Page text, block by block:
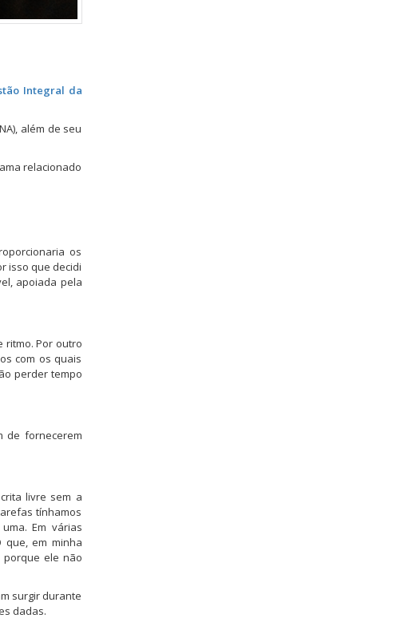
Integral da
além de seu
relacionado
os
isso que decidi
apoiada pela
ritmo. Por outro
com os quais
perder tempo
de fornecerem
livre sem a
tínhamos
Em várias
que, em minha
porque ele não
surgir durante
dadas.